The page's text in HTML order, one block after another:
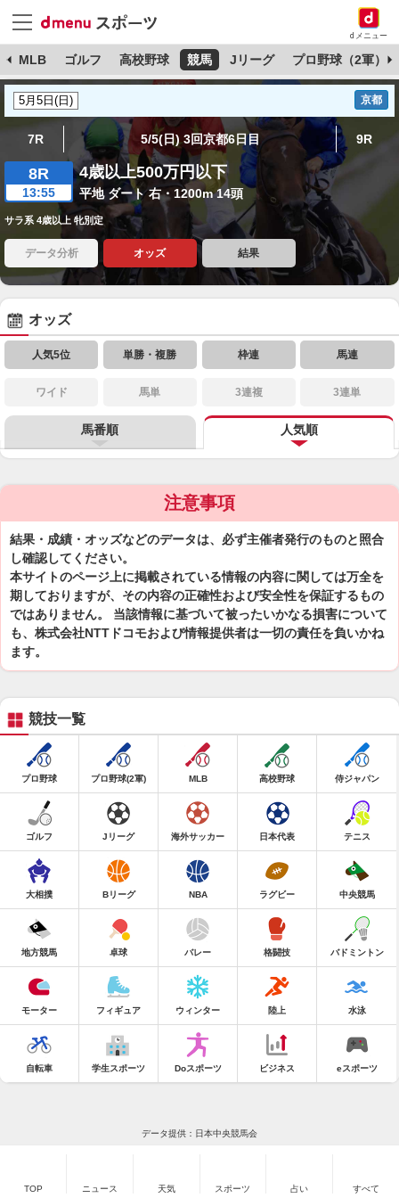
dメニュー
MLB ゴルフ 高校野球 競馬 Jリーグ プロ野球（2軍）
京都
7R 5/5(日) 3回京都6日目 9R
8R
13:55
4歳以上500万円以下
平地 ダート 右・1200m 14頭
サラ系 4歳以上 牝別定
データ分析 オッズ 結果
オッズ
人気5位 単勝・複勝 枠連 馬連
ワイド 馬単 3連複 3連単
馬番順 人気順
注意事項
結果・成績・オッズなどのデータは、必ず主催者発行のものと照合
し確認してください。
本サイトのページ上に掲載されている情報の内容に関しては万全を
期しておりますが、その内容の正確性および安全性を保証するもの
ではありません。 当該情報に基づいて被ったいかなる損害について
も、株式会社NTTドコモおよび情報提供者は一切の責任を負いかね
ます。
競技一覧
プロ野球 プロ野球(2軍) MLB 高校野球 侍ジャパン
ゴルフ Jリーグ 海外サッカー 日本代表 テニス
大相撲 Bリーグ NBA ラグビー 中央競馬
地方競馬 卓球 バレー 格闘技 バドミントン
モーター フィギュア ウィンター 陸上 水泳
自転車 学生スポーツ Doスポーツ ビジネス eスポーツ
データ提供：日本中央競馬会
TOP ニュース 天気 スポーツ 占い すべて